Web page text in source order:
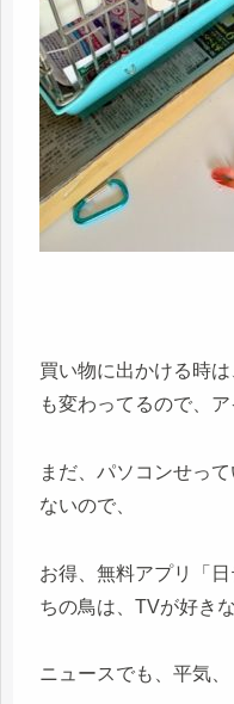
買い物に出かける時
も変わってるので、ア
まだ、パソコンせっ
ないので、
お得、無料アプリ「
ちの鳥は、TVが好きな
ニュースでも、平気、